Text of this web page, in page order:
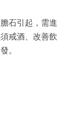
石引起，需進
戒酒、改善飲
。